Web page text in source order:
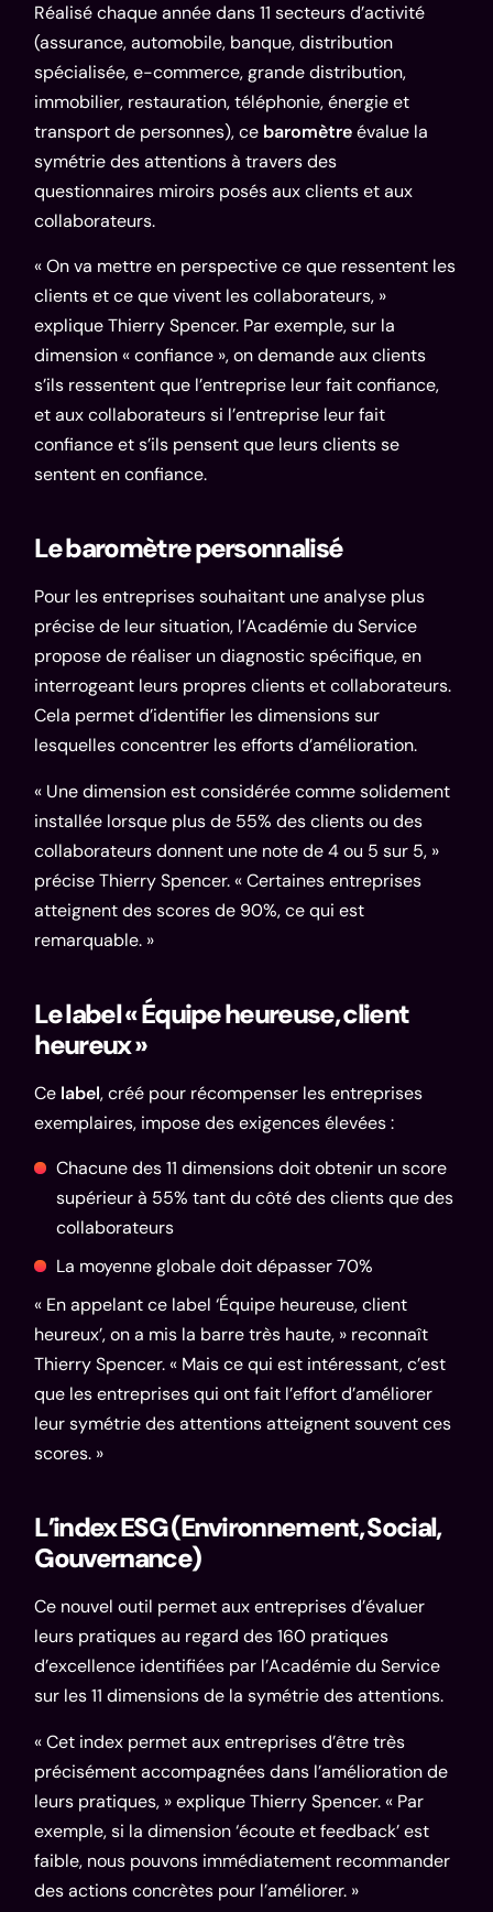
Réalisé chaque année dans 11 secteurs d’activité
(assurance, automobile, banque, distribution
spécialisée, e-commerce, grande distribution,
immobilier, restauration, téléphonie, énergie et
transport de personnes), ce baromètreévalue la
symétrie des attentions à travers des
questionnaires miroirs posés aux clients et aux
collaborateurs.
« On va mettre en perspective ce que ressentent les
clients et ce que vivent les collaborateurs, »
explique Thierry Spencer. Par exemple, sur la
dimension « confiance », on demande aux clients
s’ils ressentent que l’entreprise leur fait confiance,
et aux collaborateurs si l’entreprise leur fait
confiance et s’ils pensent que leurs clients se
sentent en confiance.
Le baromètre personnalisé
Pour les entreprises souhaitant une analyse plus
précise de leur situation, l’Académie du Service
propose de réaliser un diagnostic spécifique, en
interrogeant leurs propres clients et collaborateurs.
Cela permet d’identifier les dimensions sur
lesquelles concentrer les efforts d’amélioration.
« Une dimension est considérée comme solidement
installée lorsque plus de 55% des clients ou des
collaborateurs donnent une note de 4 ou 5 sur 5, »
précise Thierry Spencer. « Certaines entreprises
atteignent des scores de 90%, ce qui est
remarquable. »
Le label « Équipe heureuse, client
heureux »
Ce label, créé pour récompenser les entreprises
exemplaires, impose des exigences élevées :
Chacune des 11 dimensions doit obtenir un score
supérieur à 55% tant du côté des clients que des
collaborateurs
La moyenne globale doit dépasser 70%
« En appelant ce label ‘Équipe heureuse, client
heureux’, on a mis la barre très haute, » reconnaît
Thierry Spencer. « Mais ce qui est intéressant, c’est
que les entreprises qui ont fait l’effort d’améliorer
leur symétrie des attentions atteignent souvent ces
scores. »
L’index ESG (Environnement, Social,
Gouvernance)
Ce nouvel outil permet aux entreprises d’évaluer
leurs pratiques au regard des 160 pratiques
d’excellence identifiées par l’Académie du Service
sur les 11 dimensions de la symétrie des attentions.
« Cet index permet aux entreprises d’être très
précisément accompagnées dans l’amélioration de
leurs pratiques, » explique Thierry Spencer. « Par
exemple, si la dimension ‘écoute et feedback’ est
faible, nous pouvons immédiatement recommander
des actions concrètes pour l’améliorer. »